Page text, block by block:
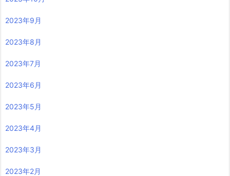
2023年9月
2023年8月
2023年7月
2023年6月
2023年5月
2023年4月
2023年3月
2023年2月